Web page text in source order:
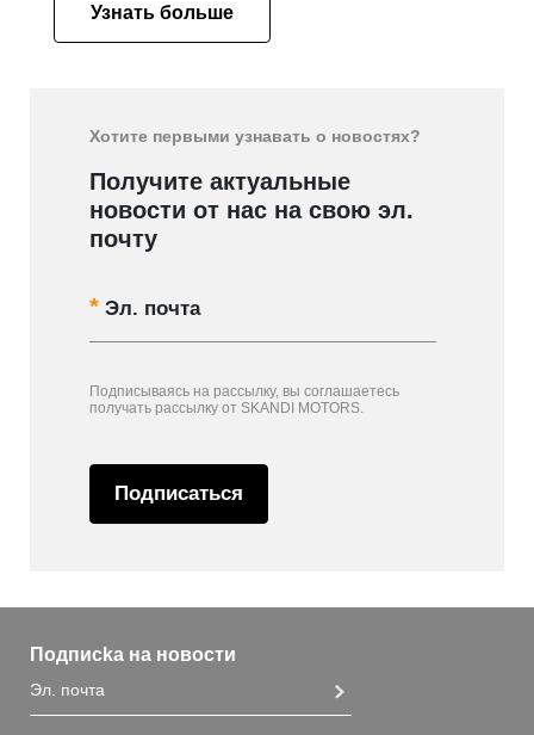
Узнать больше
Хотите первыми узнавать о новостях?
Получите актуальные
новости от нас на свою эл.
почту
Эл. почта
Подписываясь на рассылку, вы соглашаетесь
получать рассылку от SKANDI MOTORS.
Подписаться
Подписka на новости